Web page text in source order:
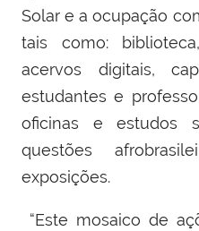
Solar e a ocupação
tais como:
acervos digitais,
estudantes e
oficinas e estudos
questões
exposições.
“Este mosaico de